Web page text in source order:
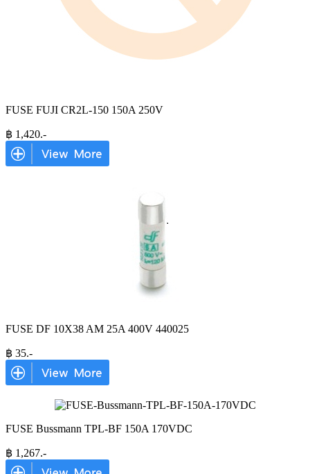
FUSE FUJI CR2L-150 150A 250V
฿ 1,420.-
FUSE DF 10X38 AM 25A 400V 440025
฿ 35.-
FUSE Bussmann TPL-BF 150A 170VDC
฿ 1,267.-